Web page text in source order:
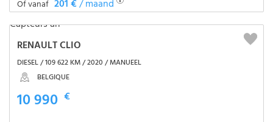
Of vanaf 201 €/ maand
RENAULT CLIO
DIESEL / 109 622 KM / 2020 / MANUEEL
BELGIQUE
10 990 €